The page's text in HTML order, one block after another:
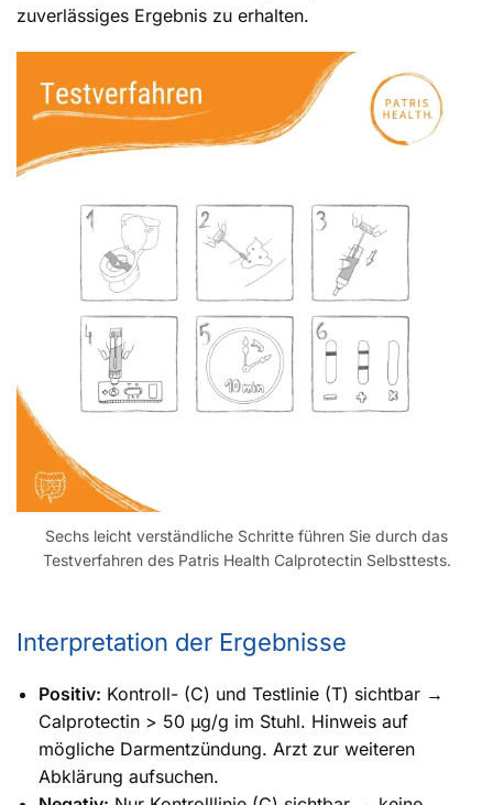
zuverlässiges Ergebnis zu erhalten.
Sechs leicht verständliche Schritte führen Sie durch das
Testverfahren des Patris Health Calprotectin Selbsttests.
Interpretation der Ergebnisse
Positiv: Kontroll- (C) und Testlinie (T) sichtbar →
Calprotectin > 50 µg/g im Stuhl. Hinweis auf
mögliche Darmentzündung. Arzt zur weiteren
Abklärung aufsuchen.